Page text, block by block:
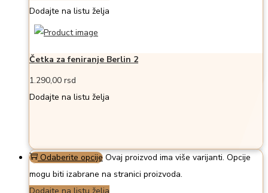
Dodajte na listu želja
Četka za feniranje Berlin 2
1.290,00 rsd
Dodajte na listu želja
Odaberite opcije Ovaj proizvod ima više varijanti. Opcije
mogu biti izabrane na stranici proizvoda.